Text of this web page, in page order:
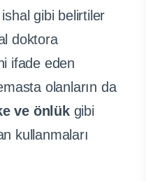
gibi belirtiler
doktora
ifade eden
olanların da
ve önlükgibi
kullanmaları